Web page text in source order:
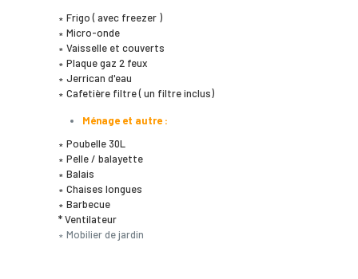
∗ Frigo ( avec freezer )
∗ Micro-onde
∗ Vaisselle et couverts
∗ Plaque gaz 2 feux
∗ Jerrican d'eau
∗ Cafetière filtre ( un filtre inclus)
Ménage et autre :
∗ Poubelle 30L
∗ Pelle / balayette
∗ Balais
∗ Chaises longues
∗ Barbecue
* Ventilateur
∗ Mobilier de jardin